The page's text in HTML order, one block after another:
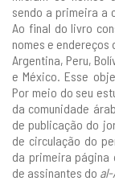
sendo a primeira a
Ao final do livro
nomes e
Argentina, Peru,
e México. Esse
Por meio do seu
da comunidade
de publicação do
de circulação do
da primeira página
de assinantes do